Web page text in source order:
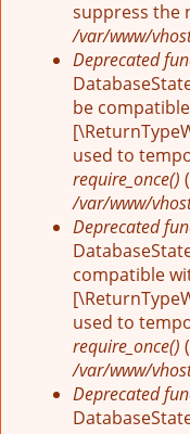
suppress the
/var/www/
Deprecated
be
used to
require_once()
/var/www/
Deprecated
compatible
used to
require_once()
/var/www/
Deprecated